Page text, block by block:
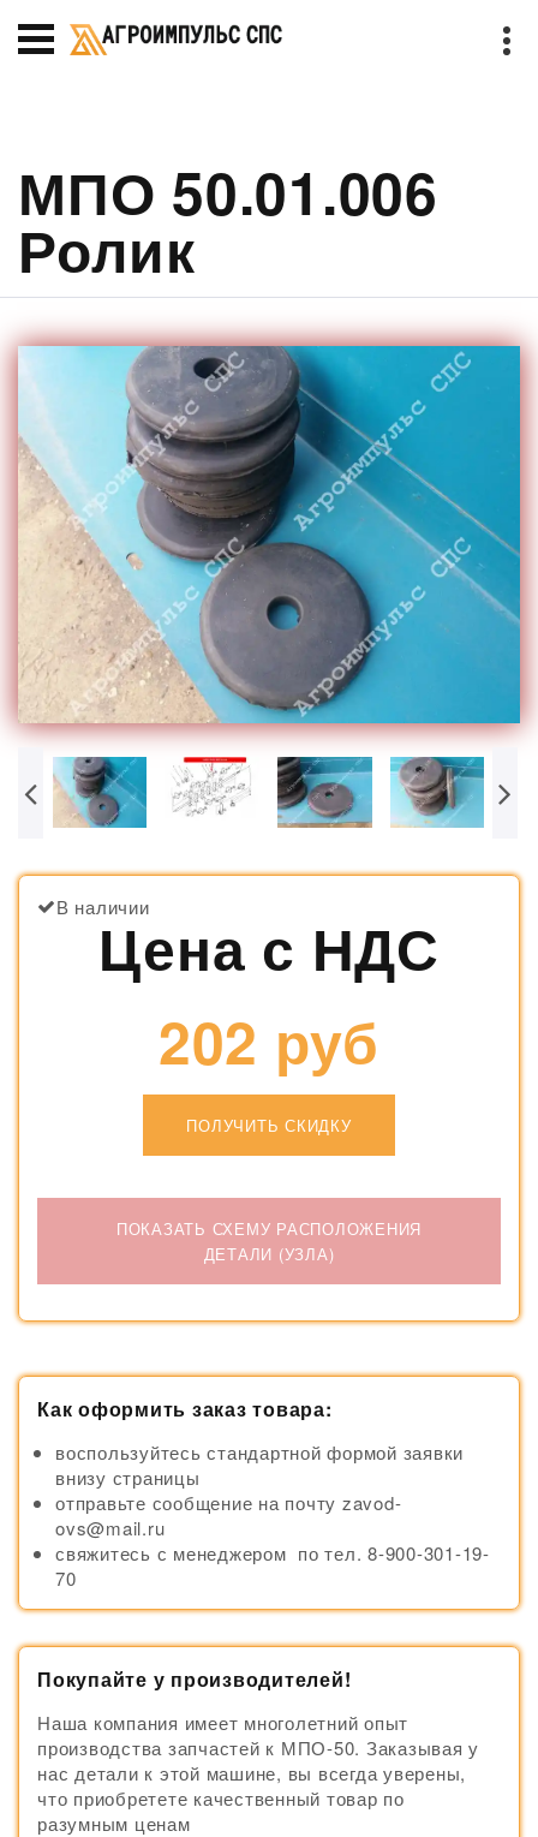
МПО 50.01.006
Ролик
В наличииЦена с НДС
202 руб
ПОЛУЧИТЬ СКИДКУ
ПОКАЗАТЬ СХЕМУ РАСПОЛОЖЕНИЯ
ДЕТАЛИ (УЗЛА)
Как оформить заказ товара:
воспользуйтесь стандартной формой заявки
внизу страницы
отправьте сообщение на почту zavod-
ovs@mail.ru
свяжитесь с менеджером по тел. 8-900-301-19-
70
Покупайте у производителей!
Наша компания имеет многолетний опыт
производства запчастей к МПО-50. Заказывая у
нас детали к этой машине, вы всегда уверены,
что приобретете качественный товар по
разумным ценам